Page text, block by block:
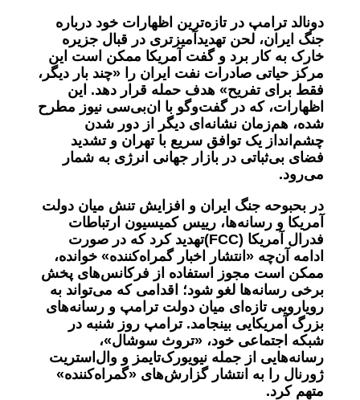
دونالد ترامپ در تازه‌ترین اظهارات خود درباره
جنگ ایران، لحن تهدیدآمیزتری در قبال جزیره
خارک به کار برد و گفت آمریکا ممکن است این
مرکز حیاتی صادرات نفت ایران را «چند بار دیگر،
فقط برای تفریح» هدف حمله قرار دهد. این
اظهارات، که در گفت‌وگو با ان‌بی‌سی نیوز مطرح
شده، هم‌زمان نشانه‌ای دیگر از دور شدن
چشم‌انداز یک توافق سریع با تهران و تشدید
فضای بی‌ثباتی در بازار جهانی انرژی به شمار
می‌رود.
در بحبوحه جنگ ایران و افزایش تنش میان دولت
آمریکا و رسانه‌ها، رییس کمیسیون ارتباطات
فدرال آمریکا (FCC)
‌تهدید کرد که در صورت
ادامه آن‌چه «انتشار اخبار گمراه‌کننده» خوانده،
ممکن است مجوز استفاده از فرکانس‌های پخش
برخی رسانه‌ها لغو شود؛ اقدامی که می‌تواند به
رویارویی تازه‌ای میان دولت ترامپ و رسانه‌های
بزرگ آمریکایی بینجامد. ترامپ روز شنبه در
شبکه اجتماعی خود، «تروث سوشال»،
رسانه‌هایی از جمله نیویورک‌تایمز و وال‌استریت
ژورنال را به انتشار گزارش‌های «گمراه‌کننده»
متهم کرد.